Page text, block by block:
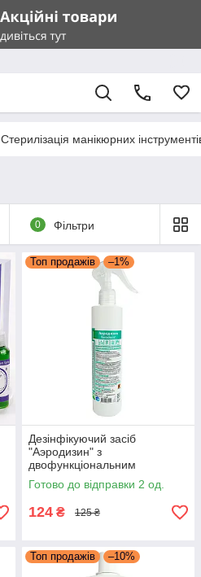
Стерилізація манікюрних
0 Фільтри
Топ продажів –1%
Дезінфікуючий засіб
"Аэродизин" з
двофункціональним
тригером 250мл
Готово до відправки 2 од.
124 ₴ 125 ₴
Топ продажів –10%